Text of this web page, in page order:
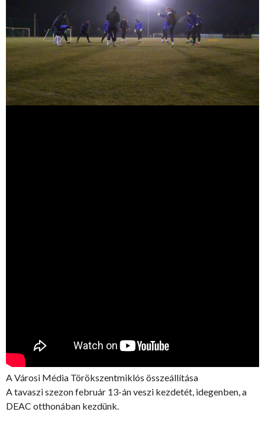
A Városi Média Törökszentmiklós összeállítása
A tavaszi szezon február 13-án veszi kezdetét, idegenben, a
DEAC otthonában kezdünk.